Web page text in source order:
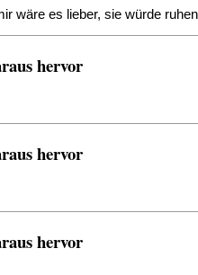
wäre es lieber, sie würde
hervor
hervor
hervor